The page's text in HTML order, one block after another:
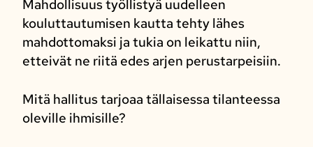
Mahdollisuus työllistyä uudelleen
kouluttautumisen kautta tehty lähes
mahdottomaksi ja tukia on leikattu niin,
etteivät ne riitä edes arjen perustarpeisiin.
Mitä hallitus tarjoaa tällaisessa tilanteessa
oleville ihmisille?